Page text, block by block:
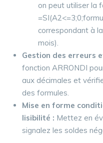
on peut utiliser la
correspondant à
mois).
Gestion des erreurs
fonction ARRONDI
aux décimales et
des formules.
Mise en forme
lisibilité : Mettez en
signalez les soldes